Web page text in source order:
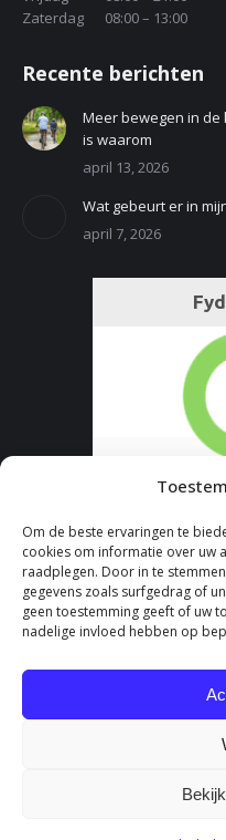
Om de beste ervaringen te
cookies om informatie over uw
raadplegen. Door in te
gegevens zoals surfgedrag of
geen toestemming geeft of uw
nadelige invloed hebben op
Zaterdag
08:00 – 13:00
Recente berichten
Meer bewegen in de
is waarom
april 13, 2026
Wat gebeurt er in
april 7, 2026